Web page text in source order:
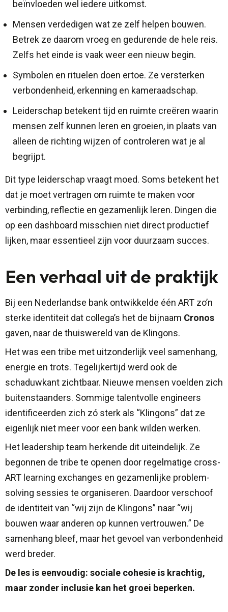
beïnvloeden wel iedere uitkomst.
Mensen verdedigen wat ze zelf helpen bouwen.
Betrek ze daarom vroeg en gedurende de hele reis.
Zelfs het einde is vaak weer een nieuw begin.
Symbolen en rituelen doen ertoe. Ze versterken
verbondenheid, erkenning en kameraadschap.
Leiderschap betekent tijd en ruimte creëren waarin
mensen zelf kunnen leren en groeien, in plaats van
alleen de richting wijzen of controleren wat je al
begrijpt.
Dit type leiderschap vraagt moed. Soms betekent het
dat je moet vertragen om ruimte te maken voor
verbinding, reflectie en gezamenlijk leren. Dingen die
op een dashboard misschien niet direct productief
lijken, maar essentieel zijn voor duurzaam succes.
Een verhaal uit de praktijk
Bij een Nederlandse bank ontwikkelde één ART zo’n
sterke identiteit dat collega’s het de bijnaam Cronos
gaven, naar de thuiswereld van de Klingons.
Het was een tribe met uitzonderlijk veel samenhang,
energie en trots. Tegelijkertijd werd ook de
schaduwkant zichtbaar. Nieuwe mensen voelden zich
buitenstaanders. Sommige talentvolle engineers
identificeerden zich zó sterk als “Klingons” dat ze
eigenlijk niet meer voor een bank wilden werken.
Het leadership team herkende dit uiteindelijk. Ze
begonnen de tribe te openen door regelmatige cross-
ART learning exchanges en gezamenlijke problem-
solving sessies te organiseren. Daardoor verschoof
de identiteit van “wij zijn de Klingons” naar “wij
bouwen waar anderen op kunnen vertrouwen.” De
samenhang bleef, maar het gevoel van verbondenheid
werd breder.
De les is eenvoudig: sociale cohesie is krachtig,
maar zonder inclusie kan het groei beperken.